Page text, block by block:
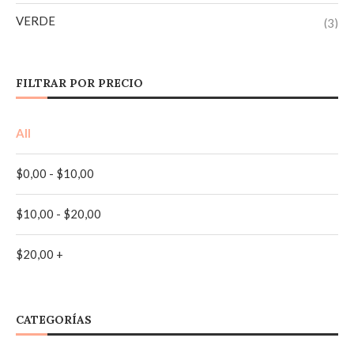
VERDE (3)
AZUL (1)
AZUL MARINO
NEGRO
TURQUESA
VINO TINTO
FILTRAR POR PRECIO
All
$0,00 - $10,00
$10,00 - $20,00
$20,00 +
CATEGORÍAS